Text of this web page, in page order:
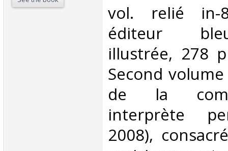
vol. relié in-
éditeur
illustrée, 278
Second
de la
interprète
2008),